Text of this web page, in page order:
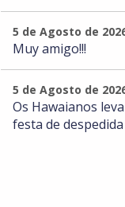
5 de Agosto de
Muy amigo!!!
5 de Agosto de
Os Hawaianos
festa de